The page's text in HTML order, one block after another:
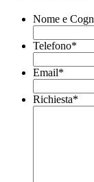
Nome e
Telefono*
Email*
Richiesta*